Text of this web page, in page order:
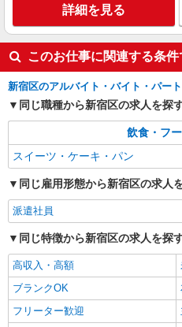
詳細を見る
このお仕事に関連する条件
新宿区のアルバイト・バイト・パー
同じ職種から新宿区の求人を探
飲食・フ
スイーツ・ケーキ・パン
同じ雇用形態から新宿区の求人
派遣社員
同じ特徴から新宿区の求人を探
高収入・高額
ブランクOK
フリーター歓迎